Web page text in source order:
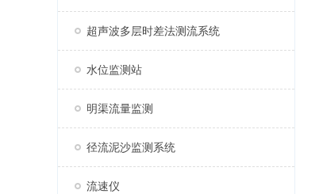
超声波多层时差法测流系统
水位监测站
明渠流量监测
径流泥沙监测系统
流速仪